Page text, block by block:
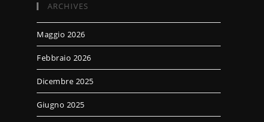
ARCHIVES
Maggio 2026
Febbraio 2026
Dicembre 2025
Giugno 2025